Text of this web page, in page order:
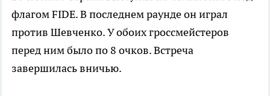
флагом FIDE. В последнем раунде он играл
против Шевченко. У обоих гроссмейстеров
перед ним было по 8 очков. Встреча
завершилась вничью.